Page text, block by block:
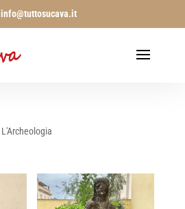
info@tuttosucava.it
L'Archeologia